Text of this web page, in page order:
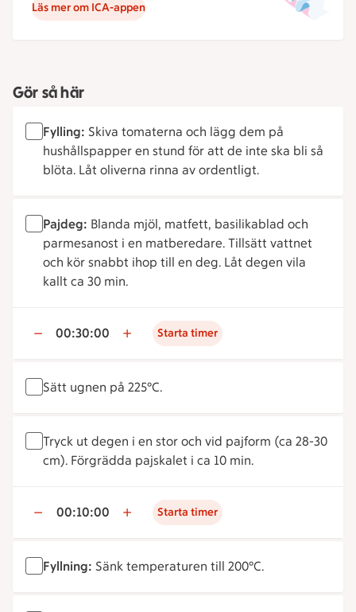
Läs mer om ICA-appen
Gör så här
Fylling: Skiva tomaterna och lägg dem på
hushållspapper en stund för att de inte ska bli så
blöta. Låt oliverna rinna av ordentligt.
Pajdeg: Blanda mjöl, matfett, basilikablad och
parmesanost i en matberedare. Tillsätt vattnet
och kör snabbt ihop till en deg. Låt degen vila
kallt ca 30 min.
00:30:00 Starta timer
Sätt ugnen på 225°C.
Tryck ut degen i en stor och vid pajform (ca 28-30
cm). Förgrädda pajskalet i ca 10 min.
00:10:00 Starta timer
Fyllning: Sänk temperaturen till 200°C.